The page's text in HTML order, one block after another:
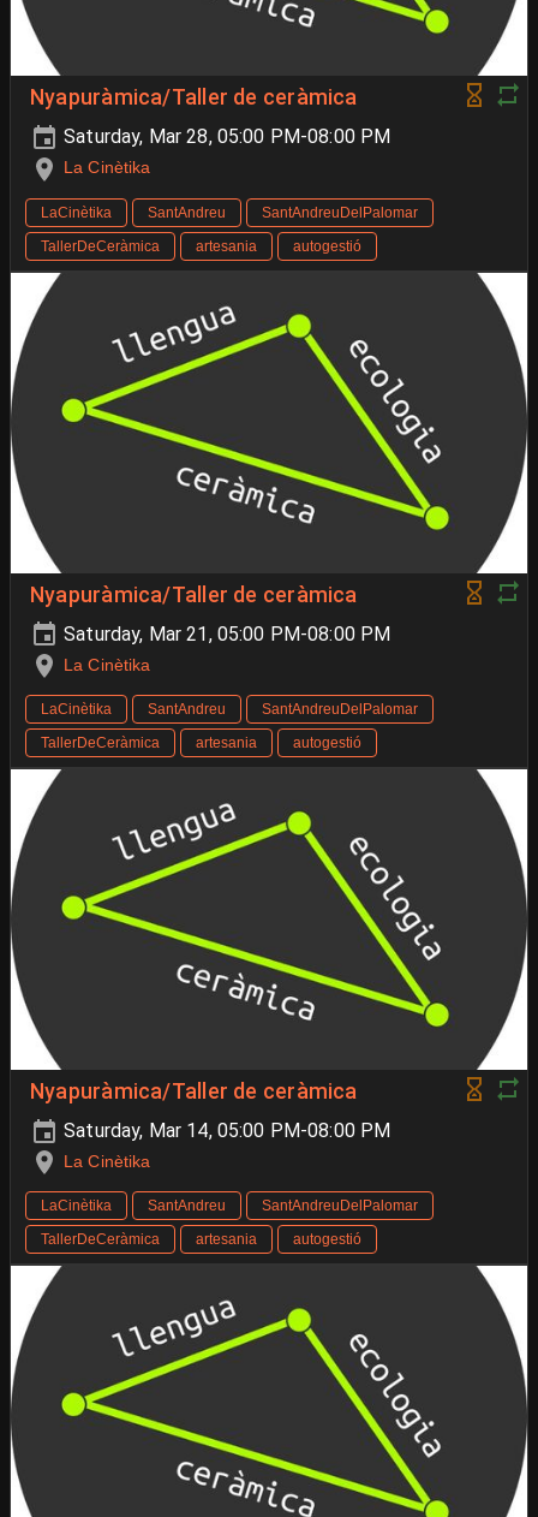
Nyapuràmica/Taller de ceràmica
Saturday, Mar 28, 05:00 PM-08:00 PM
La Cinètika
LaCinètika SantAndreu
SantAndreuDelPalomar
TallerDeCeràmica
artesania autogestió
Nyapuràmica/Taller de ceràmica
Saturday, Mar 21, 05:00 PM-08:00 PM
La Cinètika
LaCinètika SantAndreu
SantAndreuDelPalomar
TallerDeCeràmica
artesania autogestió
Nyapuràmica/Taller de ceràmica
Saturday, Mar 14, 05:00 PM-08:00 PM
La Cinètika
LaCinètika SantAndreu
SantAndreuDelPalomar
TallerDeCeràmica
artesania autogestió